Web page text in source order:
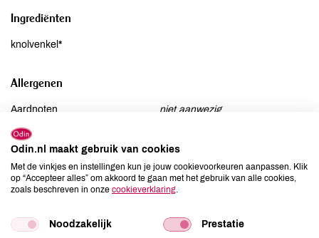
Ingrediënten
knolvenkel*
Allergenen
Aardnoten
niet aanwezig
Ei
Gluten
niet aanwezig
Lactose
niet aanwezig
Lupine
niet aanwezig
Noten
niet aanwezig
Odin.nl maakt gebruik van cookies
Met de vinkjes en instellingen kun je jouw cookievoorkeuren aanpassen. Klik
op “Accepteer alles” om akkoord te gaan met het gebruik van alle cookies,
zoals beschreven in onze cookieverklaring
Noodzakelijk Prestatie